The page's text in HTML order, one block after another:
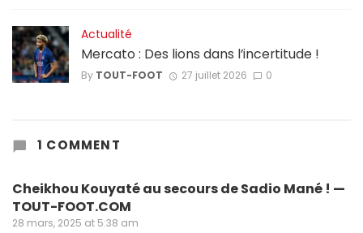
Actualité
Mercato : Des lions dans l’incertitude !
By TOUT-FOOT 27 juillet 2026 0
1 COMMENT
Cheikhou Kouyaté au secours de Sadio Mané ! —
TOUT-FOOT.COM
28 mars, 2025 at 5:38 am